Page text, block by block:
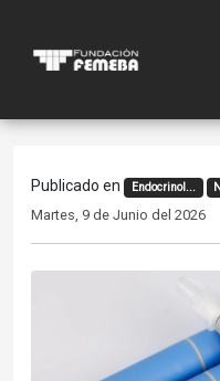
Publicado en Endocrinol...
Martes, 9 de Junio del 2026